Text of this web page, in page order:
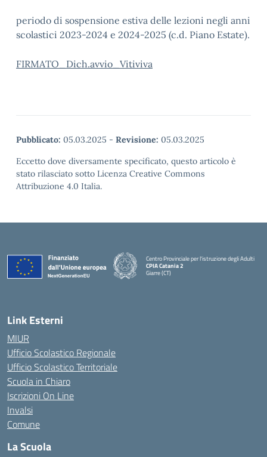
periodo di sospensione estiva delle lezioni negli anni
scolastici 2023-2024 e 2024-2025 (c.d. Piano Estate).
FIRMATO_Dich.avvio_Vitiviva
Pubblicato: 05.03.2025 - Revisione: 05.03.2025
Eccetto dove diversamente specificato, questo articolo è
stato rilasciato sotto Licenza Creative Commons
Attribuzione 4.0 Italia.
Centro Provinciale per l'istruzione degli Adulti
CPIA Catania 2
Giarre (CT)
Link Esterni
MIUR
Ufficio Scolastico Regionale
Ufficio Scolastico Territoriale
Scuola in Chiaro
Iscrizioni On Line
Invalsi
Comune
La Scuola